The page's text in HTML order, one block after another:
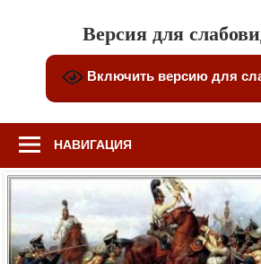
Версия для
Включить версию для
НАВИГАЦИЯ